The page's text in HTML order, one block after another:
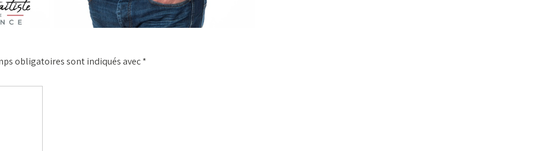
obligatoires sont indiqués avec*